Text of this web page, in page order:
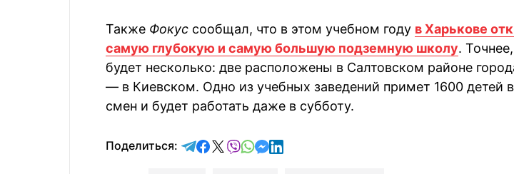
Также Фокус сообщал, что в этом учебном году в Харькове
самую глубокую и самую большую подземную школу.
будет несколько: две расположены в Салтовском районе
— в Киевском. Одно из учебных заведений примет 1600 детей
смен и будет работать даже в субботу.
Поделиться: отправить в Telegram
поделиться в Facebook
поделиться в X
отправить в Viber
отправить в Whatsapp
отправить в Messenger
отправить в LinkedIn